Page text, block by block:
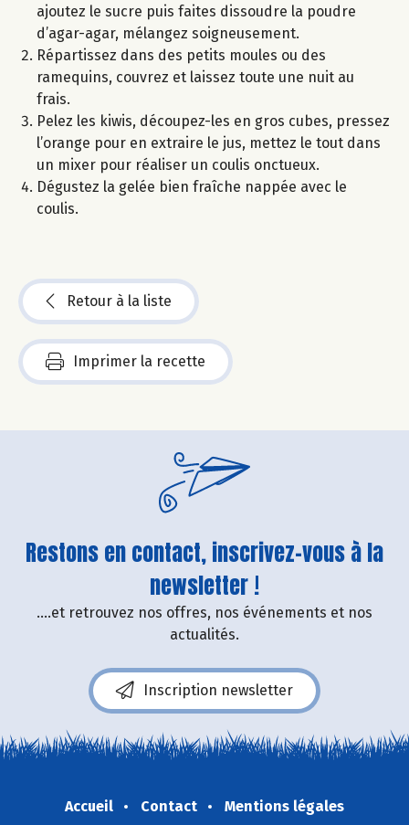
ajoutez le sucre puis faites dissoudre la poudre
d’agar-agar, mélangez soigneusement.
Répartissez dans des petits moules ou des
ramequins, couvrez et laissez toute une nuit au
frais.
Pelez les kiwis, découpez-les en gros cubes, pressez
l’orange pour en extraire le jus, mettez le tout dans
un mixer pour réaliser un coulis onctueux.
Dégustez la gelée bien fraîche nappée avec le
coulis.
Retour à la liste
Imprimer la recette
Restons en contact, inscrivez-vous à la
newsletter !
....et retrouvez nos offres, nos événements et nos
actualités.
Inscription newsletter
Accueil Contact
Mentions légales